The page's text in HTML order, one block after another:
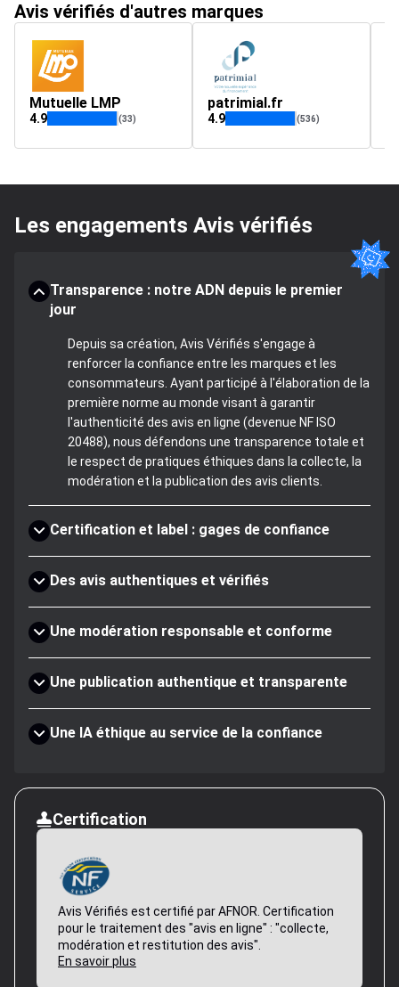
Avis vérifiés d'autres marques
Mutuelle LMP
4.9 (33)
patrimial.fr
4.9 (536)
Les engagements Avis vérifiés
Transparence : notre ADN depuis le premier
jour
Depuis sa création, Avis Vérifiés s'engage à
renforcer la confiance entre les marques et les
consommateurs. Ayant participé à l'élaboration de la
première norme au monde visant à garantir
l'authenticité des avis en ligne (devenue NF ISO
20488), nous défendons une transparence totale et
le respect de pratiques éthiques dans la collecte, la
modération et la publication des avis clients.
Certification et label : gages de confiance
Des avis authentiques et vérifiés
Une modération responsable et conforme
Une publication authentique et transparente
Une IA éthique au service de la confiance
Certification
Avis Vérifiés est certifié par AFNOR. Certification
pour le traitement des "avis en ligne" : "collecte,
modération et restitution des avis".
En savoir plus